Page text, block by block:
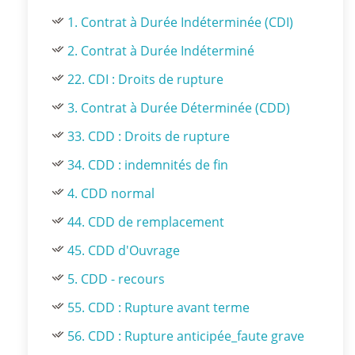
1. Contrat à Durée Indéterminée (CDI)
2. Contrat à Durée Indéterminé
22. CDI : Droits de rupture
3. Contrat à Durée Déterminée (CDD)
33. CDD : Droits de rupture
34. CDD : indemnités de fin
4. CDD normal
44. CDD de remplacement
45. CDD d'Ouvrage
5. CDD - recours
55. CDD : Rupture avant terme
56. CDD : Rupture anticipée_faute grave